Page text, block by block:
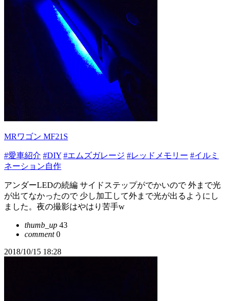
MRワゴン MF21S
#愛車紹介 #DIY #エムズガレージ #レッドメモリー #イルミ
ネーション自作
アンダーLEDの続編 サイドステップがでかいので 外まで光
が出てなかったので 少し加工して外まで光が出るようにし
ました。夜の撮影はやはり苦手w
thumb_up 43
comment0
2018/10/15 18:28